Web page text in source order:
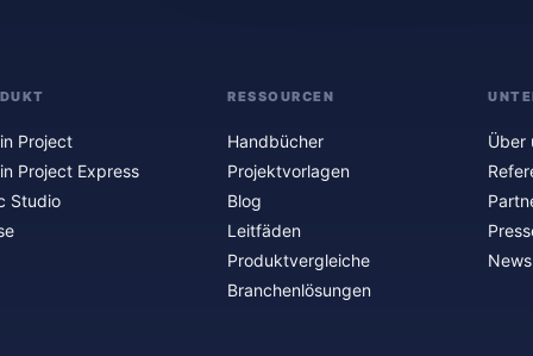
Project
Project Express
Studio
RESSOURCEN
Handbücher
Projektvorlagen
Blog
Leitfäden
Produktvergleiche
Branchenlösungen
Über